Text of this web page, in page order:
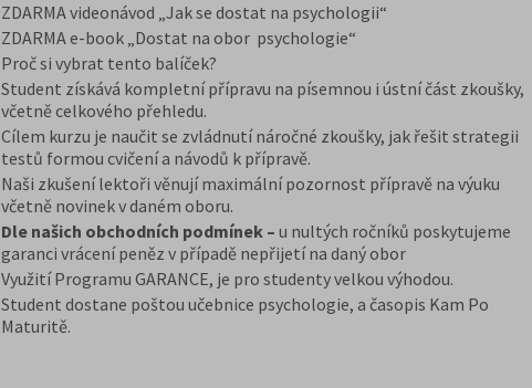
ZDARMA videonávod „Jak se dostat na psychologii“
ZDARMA e-book „Dostat na obor psychologie“
Proč si vybrat tento balíček?
Student získává kompletní přípravu na písemnou i ústní část zkoušky,
včetně celkového přehledu.
Cílem kurzu je naučit se zvládnutí náročné zkoušky, jak řešit strategii
testů formou cvičení a návodů k přípravě.
Naši zkušení lektoři věnují maximální pozornost přípravě na výuku
včetně novinek v daném oboru.
Dle našich obchodních podmínek – u nultých ročníků poskytujeme
garanci vrácení peněz v případě nepřijetí na daný obor
Využití Programu GARANCE, je pro studenty velkou výhodou.
Student dostane poštou učebnice psychologie, a časopis Kam Po
Maturitě.